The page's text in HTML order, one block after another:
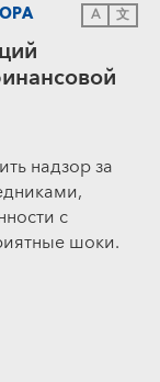
A 文
надзор за
с
шоки.